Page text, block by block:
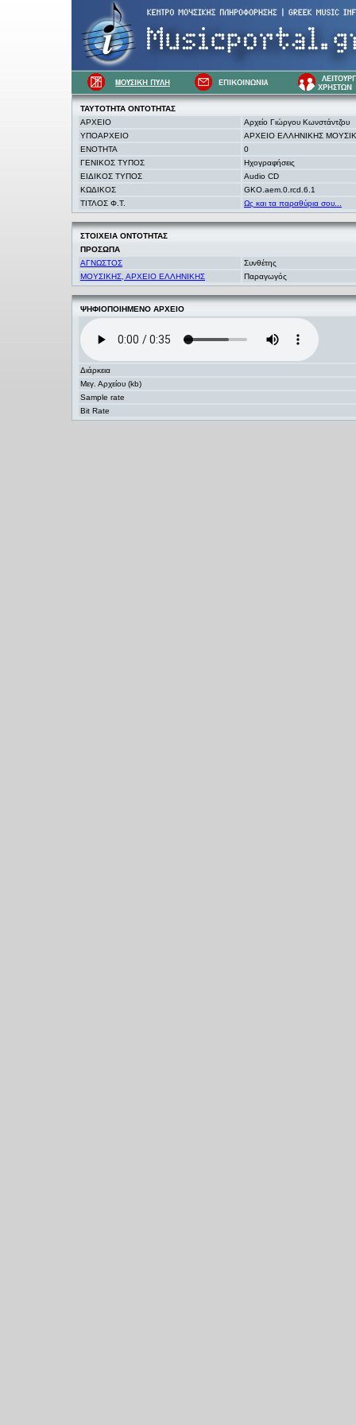
ΤΑΥΤΟΤΗΤΑ ΟΝΤΟΤΗΤΑΣ
ΑΡΧΕΙΟ
Αρχείο Γιώργου Κωνστάντζου
ΥΠΟΑΡΧΕΙΟ
ΑΡΧΕΙΟ ΕΛΛΗΝΙΚΗΣ
ΕΝΟΤΗΤΑ
0
ΓΕΝΙΚΟΣ ΤΥΠΟΣ
Ηχογραφήσεις
ΕΙΔΙΚΟΣ ΤΥΠΟΣ
Audio CD
ΚΩΔΙΚΟΣ
GKO.aem.0.rcd.6.1
ΤΙΤΛΟΣ Φ.Τ.
Ως και τα παραθύρια σου...
ΣΤΟΙΧΕΙΑ ΟΝΤΟΤΗΤΑΣ
ΠΡΟΣΩΠΑ
ΑΓΝΩΣΤΟΣ
Συνθέτης
ΜΟΥΣΙΚΗΣ, ΑΡΧΕΙΟ ΕΛΛΗΝΙΚΗΣ
Παραγωγός
ΨΗΦΙΟΠΟΙΗΜΕΝΟ ΑΡΧΕΙΟ
Διάρκεια
Μεγ. Αρχείου (kb)
Sample rate
Bit Rate